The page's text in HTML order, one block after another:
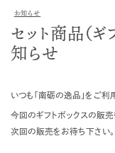
お知らせ
セット商品（
知らせ
いつも「南砺の逸品」をご利
今回のギフトボックスの販売
次回の販売をお待ち下さい。